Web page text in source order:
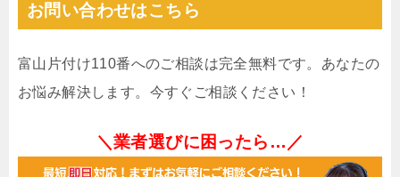
お問い合わせはこちら
富山片付け110番へのご相談は完全無料です。あなたの
お悩み解決します。今すぐご相談ください！
＼業者選びに困ったら…／